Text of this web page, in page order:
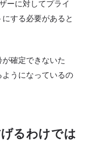
ーに対してプライ
する必要があると
確定できないた
うになっているの
るわけでは